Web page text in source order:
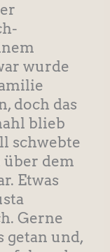
wurde
doch das
blieb
schwebte
dem
Etwas
Gerne
getan und,